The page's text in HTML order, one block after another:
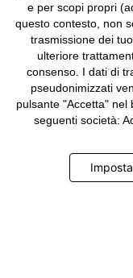
e per scopi propri
questo contesto, non
trasmissione dei
ulteriore
consenso. I dati di
pseudonimizzati
pulsante "Accetta" nel
seguenti società:
Meta Platforms
Limited, Pinterest
Information
trattamento dei dati